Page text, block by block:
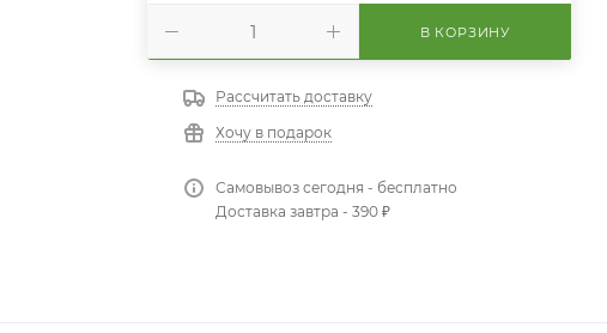
В КОРЗИНУ
Рассчитать доставку
Хочу в подарок
Самовывоз сегодня - бесплатно
Доставка завтра - 390 ₽